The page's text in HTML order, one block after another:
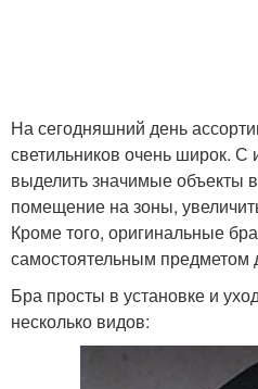
На сегодняшний день
светильников очень широк.
выделить значимые объекты
помещение на зоны,
Кроме того, оригинальные
самостоятельным предметом
Бра просты в установке и
несколько видов: